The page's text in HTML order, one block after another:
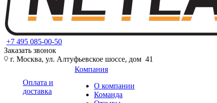
+7 495 085-00-50
Заказать звонок
г. Москва, ул. Алтуфьевское шоссе, дом 41
Оплата и
доставка
Компания
О компании
Команда